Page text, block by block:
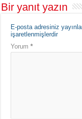
Bir yanıt yazın
E-posta adresiniz
işaretlenmişlerdir
Yorum*